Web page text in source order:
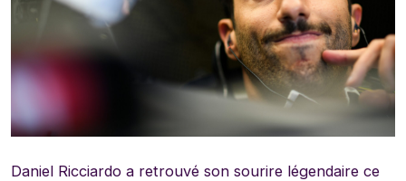
Daniel Ricciardo a retrouvé son sourire légendaire ce